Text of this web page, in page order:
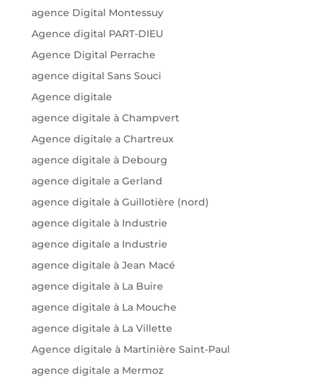
agence Digital Montessuy
Agence digital PART-DIEU
Agence Digital Perrache
agence digital Sans Souci
Agence digitale
agence digitale à Champvert
Agence digitale a Chartreux
agence digitale à Debourg
agence digitale a Gerland
agence digitale à Guillotière (nord)
agence digitale à Industrie
agence digitale a Industrie
agence digitale à Jean Macé
agence digitale à La Buire
agence digitale à La Mouche
agence digitale à La Villette
Agence digitale à Martinière Saint-Paul
agence digitale a Mermoz